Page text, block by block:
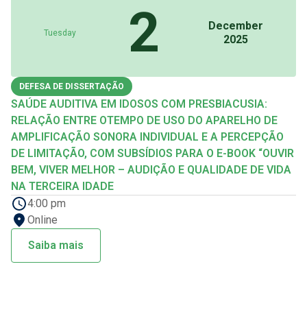
Tuesday 2
December
2025
DEFESA DE DISSERTAÇÃO
SAÚDE AUDITIVA EM IDOSOS COM PRESBIACUSIA:
RELAÇÃO ENTRE OTEMPO DE USO DO APARELHO DE
AMPLIFICAÇÃO SONORA INDIVIDUAL E A PERCEPÇÃO
DE LIMITAÇÃO, COM SUBSÍDIOS PARA O E-BOOK “OUVIR
BEM, VIVER MELHOR – AUDIÇÃO E QUALIDADE DE VIDA
NA TERCEIRA IDADE
4:00 pm
Online
Saiba mais